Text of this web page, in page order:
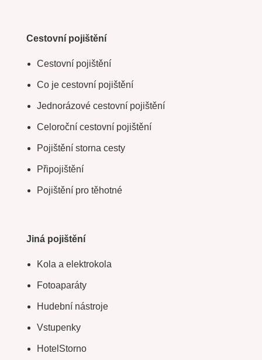
Cestovní pojištění
Cestovní pojištění
Co je cestovní pojištění
Jednorázové cestovní pojištění
Celoroční cestovní pojištění
Pojištění storna cesty
Připojištění
Pojištění pro těhotné
Jiná pojištění
Kola a elektrokola
Fotoaparáty
Hudební nástroje
Vstupenky
HotelStorno